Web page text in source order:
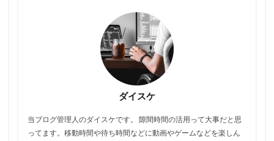
ダイスケ
当ブログ管理人のダイスケです。 隙間時間の活用って大事だと思
ってます。移動時間や待ち時間などに動画やゲームなどを楽しん